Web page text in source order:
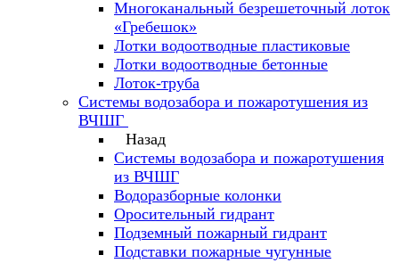
Многоканальный безрешеточный лоток
«Гребешок»
Лотки водоотводные пластиковые
Лотки водоотводные бетонные
Лоток-труба
Системы водозабора и пожаротушения из
ВЧШГ
Назад
Системы водозабора и пожаротушения
из ВЧШГ
Водоразборные колонки
Оросительный гидрант
Подземный пожарный гидрант
Подставки пожарные чугунные